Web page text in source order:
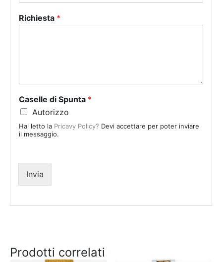
i
t
e
s
+
Richiesta *
Caselle di Spunta *
Autorizzo
Hai letto la Pricavy Policy? Devi accettare per poter inviare
il messaggio.
Invia
Prodotti correlati